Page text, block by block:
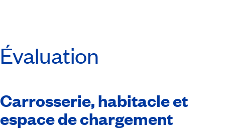
Évaluation
Carrosserie, habitacle et
espace de chargement